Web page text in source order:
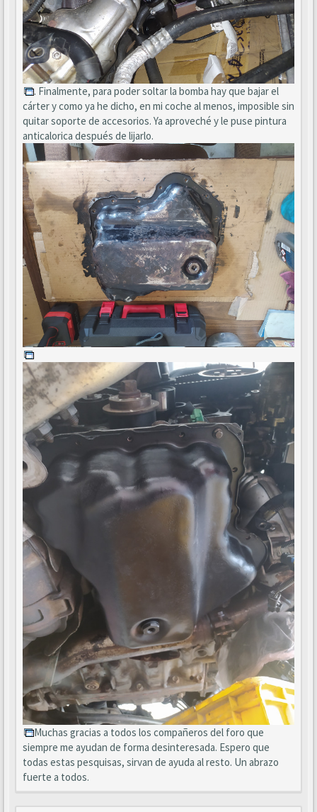
. Finalmente, para poder soltar la bomba hay que bajar el
cárter y como ya he dicho, en mi coche al menos, imposible sin
quitar soporte de accesorios. Ya aproveché y le puse pintura
anticalorica después de lijarlo.
Muchas gracias a todos los compañeros del foro que
siempre me ayudan de forma desinteresada. Espero que
todas estas pesquisas, sirvan de ayuda al resto. Un abrazo
fuerte a todos.